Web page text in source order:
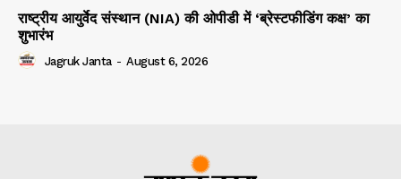
राष्ट्रीय आयुर्वेद संस्थान (NIA) की ओपीडी में ‘ब्रेस्टफीडिंग कक्ष’ का
शुभारंभ
Jagruk Janta - August 6, 2026